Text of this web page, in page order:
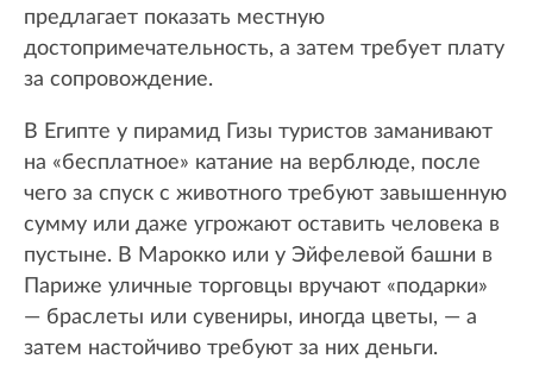
предлагает показать местную
достопримечательность, а затем требует плату
за сопровождение.
В Египте у пирамид Гизы туристов заманивают
на «бесплатное» катание на верблюде, после
чего за спуск с животного требуют завышенную
сумму или даже угрожают оставить человека в
пустыне. В Марокко или у Эйфелевой башни в
Париже уличные торговцы вручают «подарки»
— браслеты или сувениры, иногда цветы, — а
затем настойчиво требуют за них деньги.